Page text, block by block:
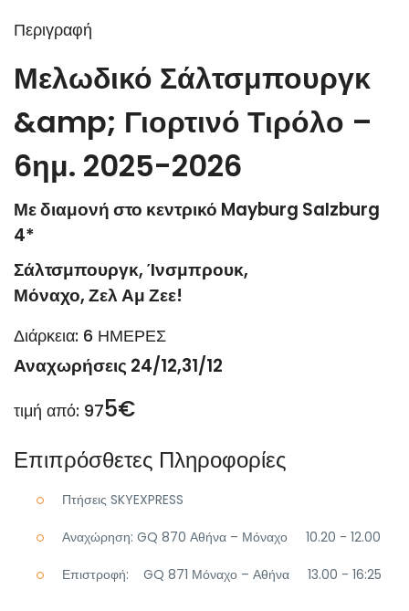
Περιγραφή
Μελωδικό Σάλτσμπουργκ
&amp; Γιορτινό Τιρόλο –
6ημ. 2025-2026
Με διαμονή στο κεντρικό Mayburg Salzburg
4*
Σάλτσμπουργκ, Ίνσμπρουκ,
Μόναχο, Ζελ Αμ Ζεε!
Διάρκεια: 6 ΗΜΕΡΕΣ
Αναχωρήσεις 24/12,31/12
τιμή από: 975€
Επιπρόσθετες Πληροφορίες
Πτήσεις SKYEXPRESS
Αναχώρηση: GQ 870 Αθήνα – Μόναχο 10.20 - 12.00
Επιστροφή: GQ 871 Μόναχο – Αθήνα 13.00 - 16:25